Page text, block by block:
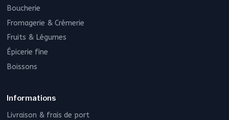
Boucherie
Fromagerie & Crémerie
Fruits & Légumes
Épicerie fine
Boissons
Informations
Livraison & frais de port